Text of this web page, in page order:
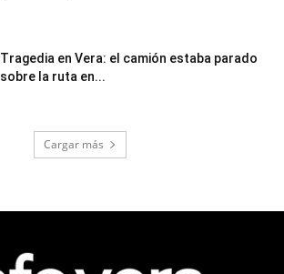
Tragedia en Vera: el camión estaba parado
sobre la ruta en...
Cargar más